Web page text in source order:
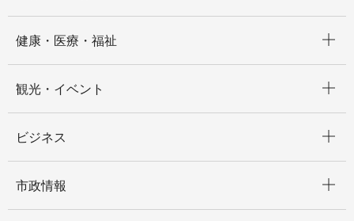
健康・医療・福祉
観光・イベント
ビジネス
市政情報